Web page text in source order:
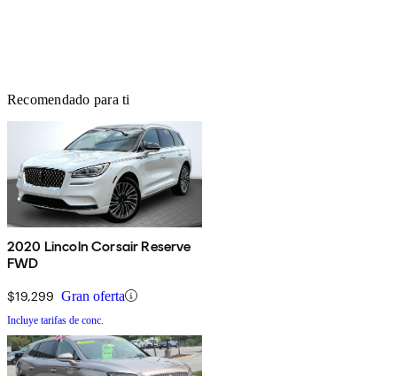
Recomendado para ti
2020 Lincoln Corsair Reserve
FWD
$19,299 Gran oferta
Incluye tarifas de conc.